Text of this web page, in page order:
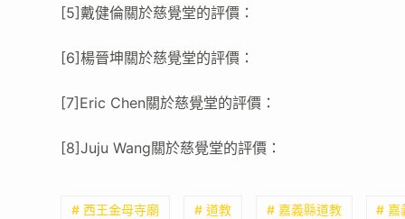
[5]戴健倫關於慈覺堂的評價：
[6]楊晉坤關於慈覺堂的評價：
[7]Eric Chen關於慈覺堂的評價：
[8]Juju Wang關於慈覺堂的評價：
# 西王金母寺廟 # 道教 # 嘉義縣道教 # 嘉